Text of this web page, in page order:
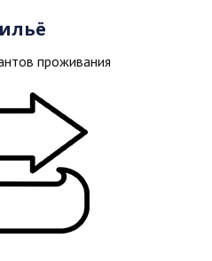
проживания